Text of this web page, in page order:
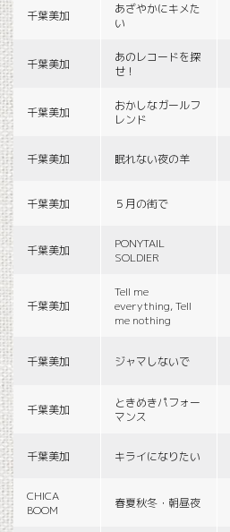
千葉美加
あざやかにキメた
い
千葉美加
あのレコードを探
せ！
千葉美加
おかしなガールフ
レンド
千葉美加 眠れない夜の羊
千葉美加 ５月の街で
千葉美加
PONYTAIL
SOLDIER
千葉美加
Tell me
everything, Tell
me nothing
千葉美加 ジャマしないで
千葉美加
ときめきパフォー
マンス
千葉美加 キライになりたい
CHICA
BOOM
春夏秋冬・朝昼夜